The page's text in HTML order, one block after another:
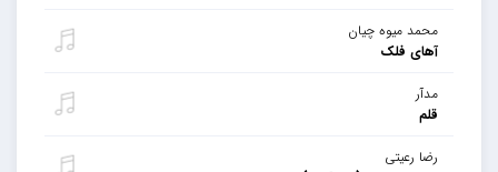
محمد میوه چیان
آهای فلک
مدآر
قلم
رضا رعیتی